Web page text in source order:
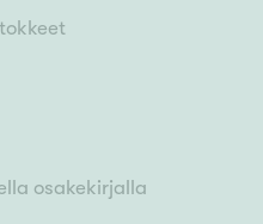
osakekirjalla